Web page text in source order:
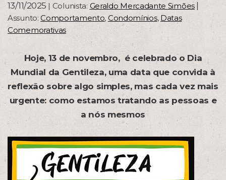
13/11/2025 | Colunista: Geraldo Mercadante Simões
Assunto:Comportamento, Condomínios, Datas
Comemorativas
Hoje, 13 de novembro, é celebrado o Dia
Mundial da Gentileza, uma data que convida à
reflexão sobre algo simples, mas cada vez mais
urgente: como estamos tratando as pessoas e
a nós mesmos